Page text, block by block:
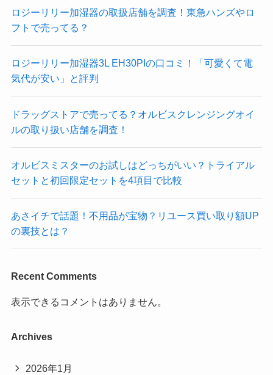
ロジーリリー加湿器の取扱店舗を調査！東急ハンズやロ
フトで売ってる？
ロジーリリー加湿器3L EH30PIの口コミ！「可愛くて電
気代が安い」と評判
ドラッグストアで売ってる？オルビスクレンジングオイ
ルの取り扱い店舗を調査！
オルビスミスターのお試しはどっちがいい？トライアル
セットと初回限定セットを4項目で比較
あさイチで話題！不用品が宝物？リユース買い取り額UP
の裏技とは？
Recent Comments
表示できるコメントはありません。
Archives
2026年1月